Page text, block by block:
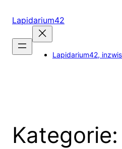
InhaltLapidarium42
Lapidarium42,
Kategorie: